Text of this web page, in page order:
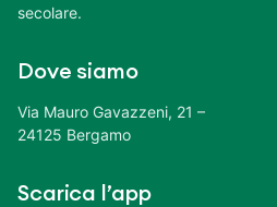
secolare.
Dove siamo
Via Mauro Gavazzeni, 21 –
24125 Bergamo
Scarica l’app